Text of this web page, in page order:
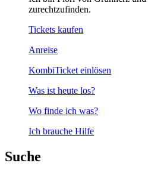
zurechtzufinden.
Tickets kaufen
Anreise
KombiTicket einlösen
Was ist heute los?
Wo finde ich was?
Ich brauche Hilfe
Suche